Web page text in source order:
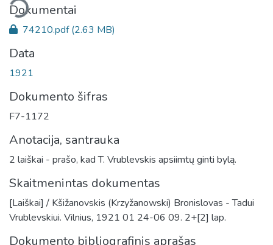
Dokumentai
74210.pdf(2.63 MB)
Data
1921
Dokumento šifras
F7-1172
Anotacija, santrauka
2 laiškai - prašo, kad T. Vrublevskis apsiimtų ginti bylą.
Skaitmenintas dokumentas
[Laiškai] / Kšižanovskis (Krzyžanowski) Bronislovas - Tadui
Vrublevskiui. Vilnius, 1921 01 24-06 09. 2+[2] lap.
Dokumento bibliografinis aprašas